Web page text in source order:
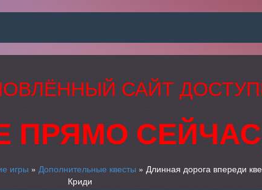
САЙТ
ПРЯМО
игры » Дополнительные квесты » Длинная дорога впереди
Криди